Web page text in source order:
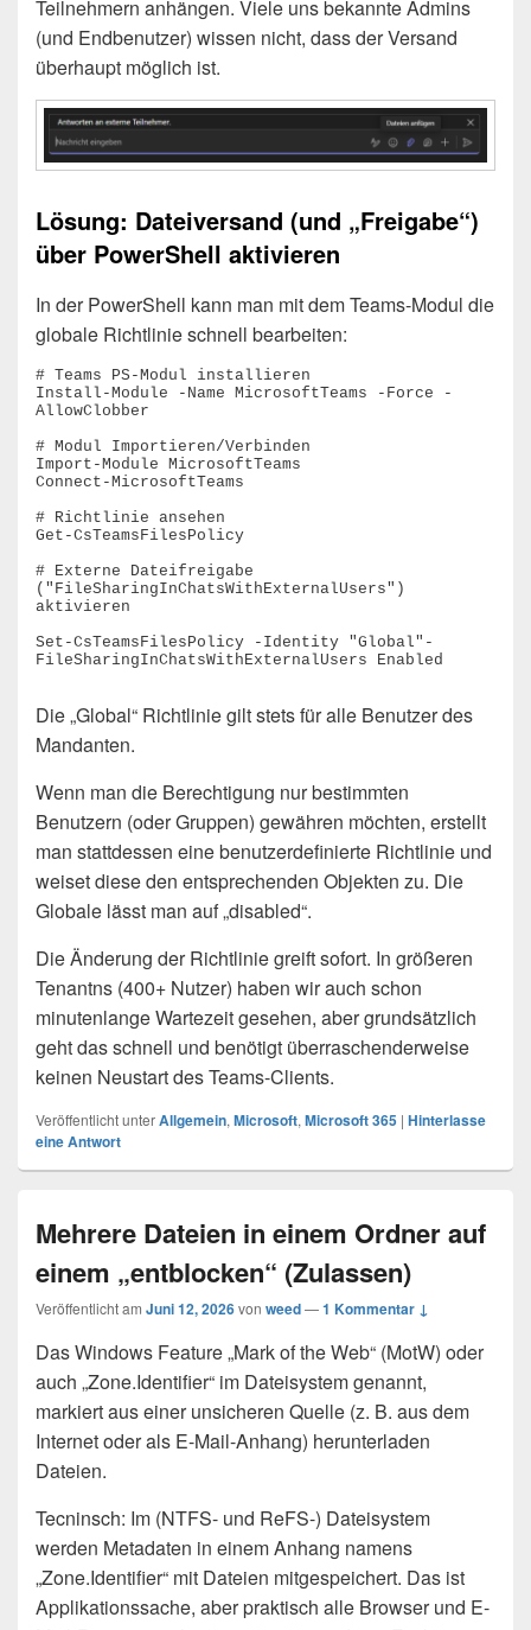
Teilnehmern anhängen. Viele uns bekannte Admins
(und Endbenutzer) wissen nicht, dass der Versand
überhaupt möglich ist.
Lösung: Dateiversand (und „Freigabe“)
über PowerShell aktivieren
In der PowerShell kann man mit dem Teams-Modul die
globale Richtlinie schnell bearbeiten:
# Teams PS-Modul installieren
Install-Module -Name MicrosoftTeams -Force -
AllowClobber
# Modul Importieren/Verbinden
Import-Module MicrosoftTeams
Connect-MicrosoftTeams
# Richtlinie ansehen
Get-CsTeamsFilesPolicy
# Externe Dateifreigabe
("FileSharingInChatsWithExternalUsers")
aktivieren
Set-CsTeamsFilesPolicy -Identity "Global"-
FileSharingInChatsWithExternalUsers Enabled
Die „Global“ Richtlinie gilt stets für alle Benutzer des
Mandanten.
Wenn man die Berechtigung nur bestimmten
Benutzern (oder Gruppen) gewähren möchten, erstellt
man stattdessen eine benutzerdefinierte Richtlinie und
weiset diese den entsprechenden Objekten zu. Die
Globale lässt man auf „disabled“.
Die Änderung der Richtlinie greift sofort. In größeren
Tenantns (400+ Nutzer) haben wir auch schon
minutenlange Wartezeit gesehen, aber grundsätzlich
geht das schnell und benötigt überraschenderweise
keinen Neustart des Teams-Clients.
Veröffentlicht unterAllgemein, Microsoft, Microsoft 365 | Hinterlasse
eine Antwort
Mehrere Dateien in einem Ordner auf
einem „entblocken“ (Zulassen)
Veröffentlicht am Juni 12, 2026von weed—1 Kommentar ↓
Das Windows Feature „Mark of the Web“ (MotW) oder
auch „Zone.Identifier“ im Dateisystem genannt,
markiert aus einer unsicheren Quelle (z. B. aus dem
Internet oder als E-Mail-Anhang) herunterladen
Dateien.
Tecninsch: Im (NTFS- und ReFS-) Dateisystem
werden Metadaten in einem Anhang namens
„Zone.Identifier“ mit Dateien mitgespeichert. Das ist
Applikationssache, aber praktisch alle Browser und E-